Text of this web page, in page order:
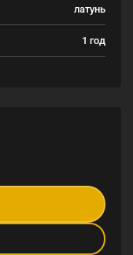
латунь
1 год